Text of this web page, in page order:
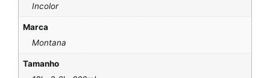
Incolor
Marca
Montana
Tamanho